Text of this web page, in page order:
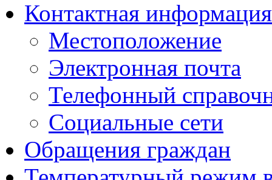
Контактная информация
Местоположение
Электронная почта
Телефонный
Социальные сети
Обращения граждан